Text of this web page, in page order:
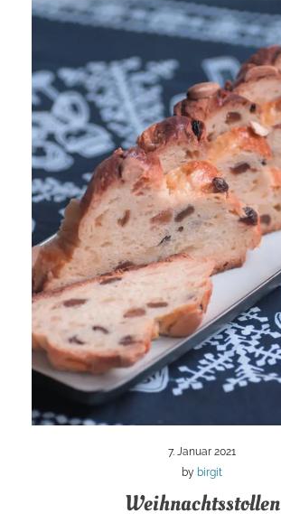
7. Januar 2021
by birgit
Weihnachtsstollen